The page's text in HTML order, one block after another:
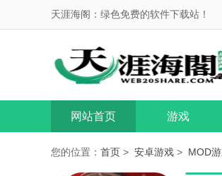
天涯海阁：绿色免费的软件下载站！
网站首页 游戏
您的位置： 首页 > 安卓游戏 > MOD